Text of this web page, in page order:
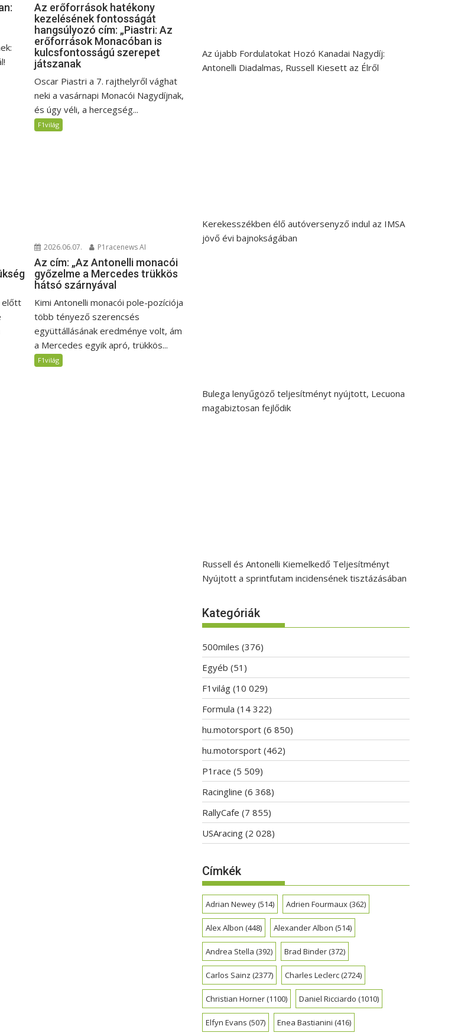
Az erőforrások hatékony
kezelésének fontosságát
hangsúlyozó cím: „Piastri: Az
erőforrások Monacóban is
kulcsfontosságú szerepet
játszanak
Oscar Piastri a 7. rajthelyről vághat
neki a vasárnapi Monacói Nagydíjnak,
és úgy véli, a hercegség...
F1világ
előtt
2026.06.07. P1racenews AI
Az cím: „Az Antonelli monacói
győzelme a Mercedes trükkös
hátsó szárnyával
Kimi Antonelli monacói pole-pozíciója
több tényező szerencsés
együttállásának eredménye volt, ám
a Mercedes egyik apró, trükkös...
F1világ
Az újabb Fordulatokat Hozó Kanadai Nagydíj:
Antonelli Diadalmas, Russell Kiesett az Élről
Kerekesszékben élő autóversenyző indul az IMSA
jövő évi bajnokságában
Bulega lenyűgöző teljesítményt nyújtott, Lecuona
magabiztosan fejlődik
Russell és Antonelli Kiemelkedő Teljesítményt
Nyújtott a sprintfutam incidensének tisztázásában
Kategóriák
500miles (376)
Egyéb (51)
F1világ (10 029)
Formula (14 322)
hu.motorsport (6 850)
hu.motorsport (462)
P1race (5 509)
Racingline (6 368)
RallyCafe (7 855)
USAracing (2 028)
Címkék
Adrian Newey(514) Adrien Fourmaux(362)
Alex Albon (448) Alexander Albon (514)
Andrea Stella (392) Brad Binder(372)
Carlos Sainz (2377) Charles Leclerc(2724)
Christian Horner(1100) Daniel Ricciardo (1010)
Elfyn Evans (507) Enea Bastianini (416)